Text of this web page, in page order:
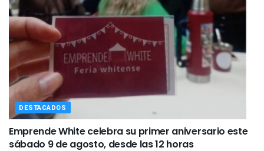
DESTACADOS
Emprende White celebra su primer aniversario este
sábado 9 de agosto, desde las 12 horas